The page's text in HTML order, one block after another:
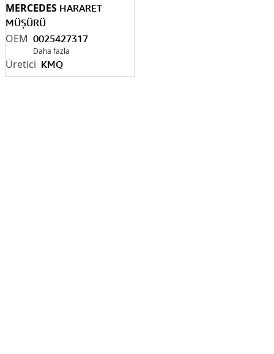
0025427317
Daha fazla
MERCEDES HARARET
MÜŞÜRÜ
0025427317/0045425617
KMQ